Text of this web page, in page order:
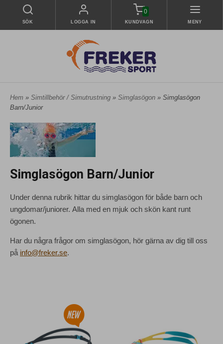
SÖK LOGGA IN
0
KUNDVAGN MENY
Hem » Simtillbehör / Simutrustning » Simglasögon » Simglasögon
Barn/Junior
Simglasögon Barn/Junior
Under denna rubrik hittar du simglasögon för både barn och
ungdomar/juniorer. Alla med en mjuk och skön kant runt
ögonen.
Har du några frågor om simglasögon, hör gärna av dig till oss
på info@freker.se.